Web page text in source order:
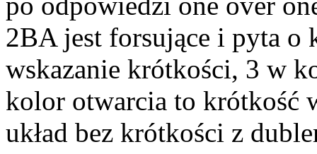
2BA jest forsujące i pyta o
wskazanie krótkości, 3 w
kolor otwarcia to krótkość
układ bez krótkości z